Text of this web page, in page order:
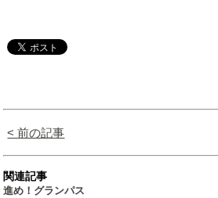
< 前の記事
関連記事
進め！グランパス